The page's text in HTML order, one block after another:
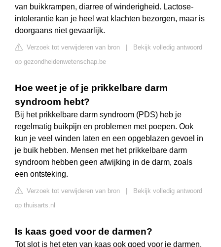
van buikkrampen, diarree of winderigheid. Lactose-
intolerantie kan je heel wat klachten bezorgen, maar is
doorgaans niet gevaarlijk.
Verzoek tot verwijderen van bron
Bekijk volledig antwoord
op gezondheidenwetenschap.be
Hoe weet je of je prikkelbare darm
syndroom hebt?
Bij het prikkelbare darm syndroom (PDS) heb je
regelmatig buikpijn en problemen met poepen. Ook
kun je veel winden laten en een opgeblazen gevoel in
je buik hebben. Mensen met het prikkelbare darm
syndroom hebben geen afwijking in de darm, zoals
een ontsteking.
Verzoek tot verwijderen van bron
Bekijk volledig antwoord
op thuisarts.nl
Is kaas goed voor de darmen?
Tot slot is het eten van kaas ook goed voor je darmen.